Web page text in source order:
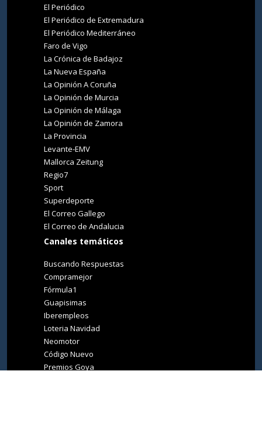
El Periódico
El Periódico de Extremadura
El Periódico Mediterráneo
Faro de Vigo
La Crónica de Badajoz
La Nueva España
La Opinión A Coruña
La Opinión de Murcia
La Opinión de Málaga
La Opinión de Zamora
La Provincia
Levante-EMV
Mallorca Zeitung
Regio7
Sport
Superdeporte
El Correo Gallego
El Correo de Andalucia
Canales temáticos
Buscando Respuestas
Compramejor
Fórmula1
Guapisimas
Iberempleos
Loteria Navidad
Neomotor
Código Nuevo
Premios Goya